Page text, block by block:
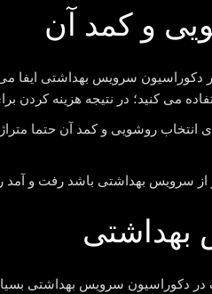
سرویس بهداشتی ایفا
می کنید؛ در نتیجه هزینه کردن
انتخاب روشویی و کمد آن حتما
سرویس بهداشتی باشد رفت و
در دکوراسیون سرویس بهداشتی